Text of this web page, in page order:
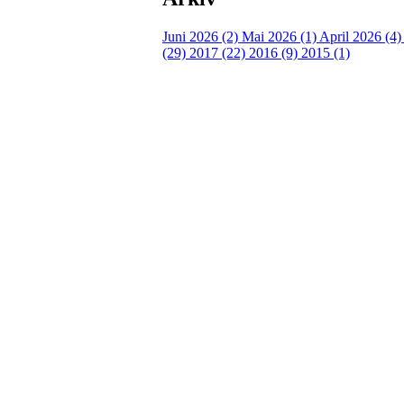
Juni 2026 (2) Mai 2026 (1) April 2026 (4)
(29) 2017 (22) 2016 (9) 2015 (1)